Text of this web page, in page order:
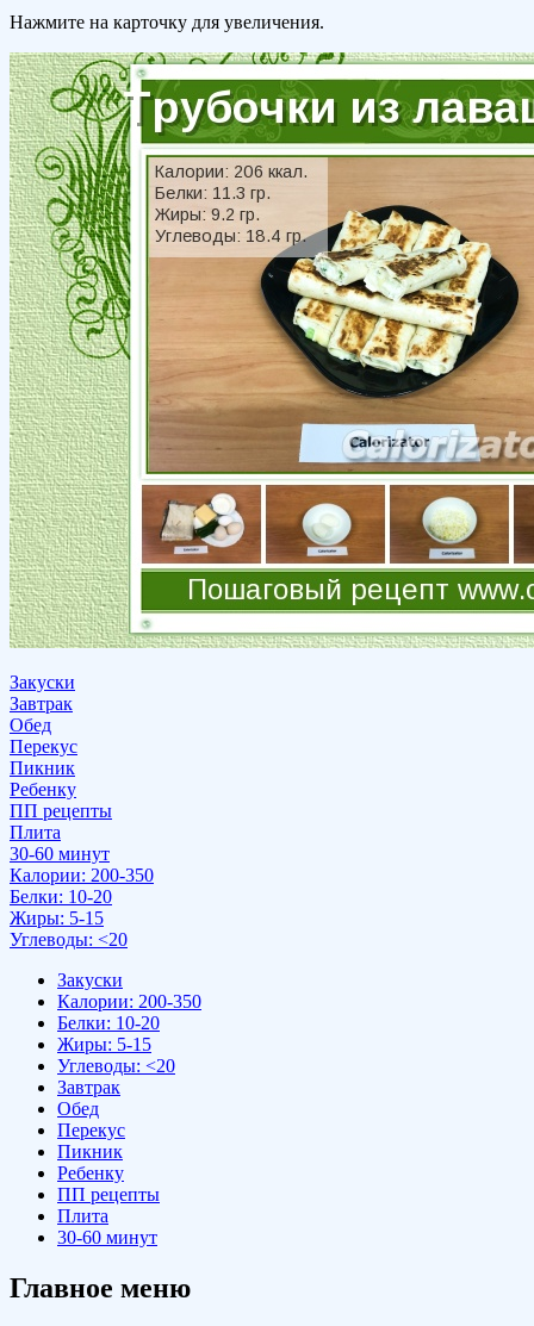
Нажмите на карточку для увеличения.
Закуски
Завтрак
Обед
Перекус
Пикник
Ребенку
ПП рецепты
Плита
30-60 минут
Калории: 200-350
Белки: 10-20
Жиры: 5-15
Углеводы: <20
Закуски
Калории: 200-350
Белки: 10-20
Жиры: 5-15
Углеводы: <20
Завтрак
Обед
Перекус
Пикник
Ребенку
ПП рецепты
Плита
30-60 минут
Главное меню